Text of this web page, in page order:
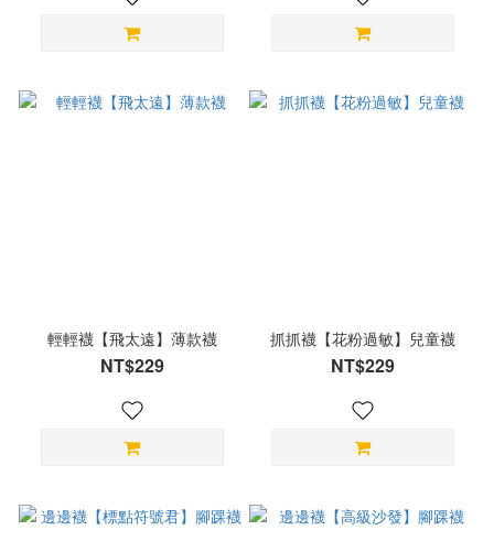
輕輕襪【飛太遠】薄款襪
NT$229
抓抓襪【花粉過敏】兒童襪
NT$229